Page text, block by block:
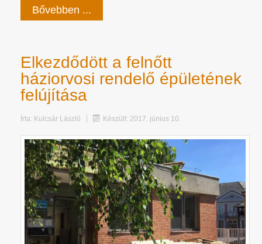
Bővebben ...
Elkezdődött a felnőtt
háziorvosi rendelő épületének
felújítása
Írta: Kulcsár László Készült: 2017. június 10.